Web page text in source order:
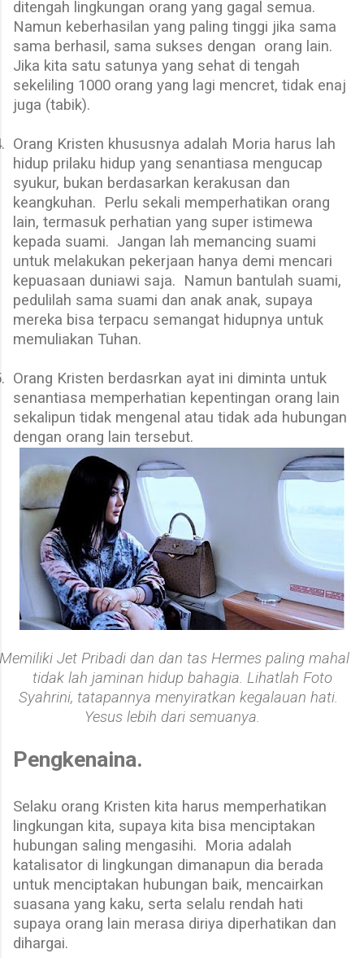
ditengah lingkungan orang yang gagal semua.
Namun keberhasilan yang paling tinggi jika sama
sama berhasil, sama sukses dengan orang lain.
Jika kita satu satunya yang sehat di tengah
sekeliling 1000 orang yang lagi mencret, tidak enaj
juga (tabik).
Orang Kristen khususnya adalah Moria harus lah
hidup prilaku hidup yang senantiasa mengucap
syukur, bukan berdasarkan kerakusan dan
keangkuhan. Perlu sekali memperhatikan orang
lain, termasuk perhatian yang super istimewa
kepada suami. Jangan lah memancing suami
untuk melakukan pekerjaan hanya demi mencari
kepuasaan duniawi saja. Namun bantulah suami,
pedulilah sama suami dan anak anak, supaya
mereka bisa terpacu semangat hidupnya untuk
memuliakan Tuhan.
Orang Kristen berdasrkan ayat ini diminta untuk
senantiasa memperhatian kepentingan orang lain
sekalipun tidak mengenal atau tidak ada hubungan
dengan orang lain tersebut.
Memiliki Jet Pribadi dan dan tas Hermes paling mahal
tidak lah jaminan hidup bahagia. Lihatlah Foto
Syahrini, tatapannya menyiratkan kegalauan hati.
Yesus lebih dari semuanya.
Pengkenaina.
Selaku orang Kristen kita harus memperhatikan
lingkungan kita, supaya kita bisa menciptakan
hubungan saling mengasihi. Moria adalah
katalisator di lingkungan dimanapun dia berada
untuk menciptakan hubungan baik, mencairkan
suasana yang kaku, serta selalu rendah hati
supaya orang lain merasa diriya diperhatikan dan
dihargai.